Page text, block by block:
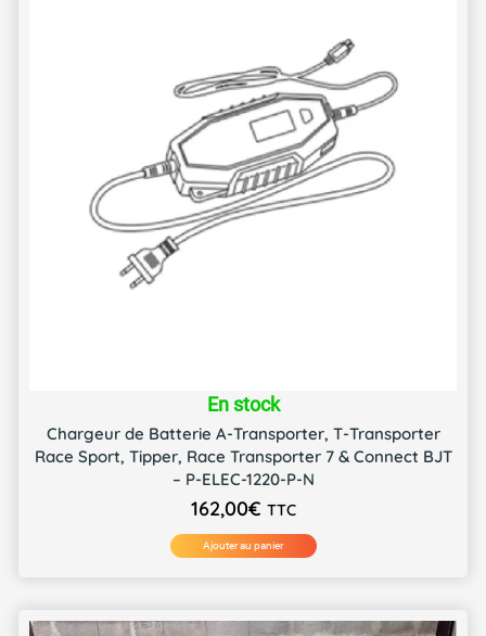
En stock
Chargeur de Batterie A-Transporter, T-Transporter
Race Sport, Tipper, Race Transporter 7 & Connect BJT
– P-ELEC-1220-P-N
162,00€ TTC
Ajouter au panier